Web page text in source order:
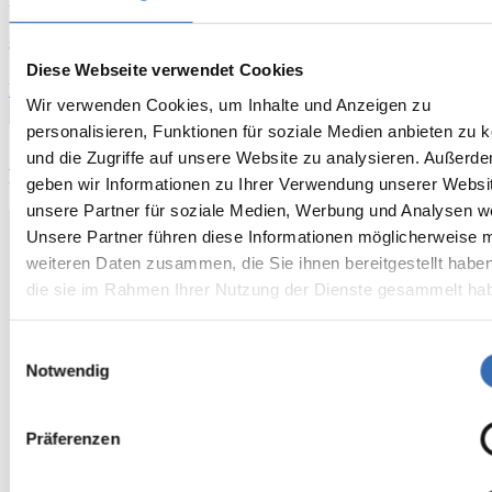
Diese Webseite verwendet Cookies
Wir verwenden Cookies, um Inhalte und Anzeigen zu
personalisieren, Funktionen für soziale Medien anbieten zu
und die Zugriffe auf unsere Website zu analysieren.
geben wir Informationen zu Ihrer Verwendung unserer
unsere Partner für soziale Medien, Werbung und Analysen
Unsere Partner führen diese Informationen möglicherweise
weiteren Daten zusammen, die Sie ihnen bereitgestellt
die sie im Rahmen Ihrer Nutzung der Dienste gesammelt
Notwendig
Präferenzen
Stadtforum Dresden
Projekt ansehen
FAQ Grün- und Retentionsdächer
Welche Arten von Dachbegrünung gibt es?
Es gibt zwei Hauptformen:
Intensive Dachbegrünung: Aufwändiger bepflanzt (z.B.